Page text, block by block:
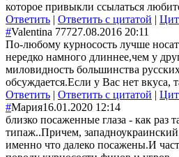
которое привыкли ссылаться
Ответить | Ответить с цитатой |
#Valentina 77727.08.2016 20:11
По-любому курносость лучше
нередко намного длиннее,чем у
миловидность большинства
обсуждается.Если у Вас нет вкуса,
Ответить | Ответить с цитатой |
#Мария16.01.2020 12:14
близко посаженные глаза - как раз
типаж..Причем,
именно что далеко посажены.И